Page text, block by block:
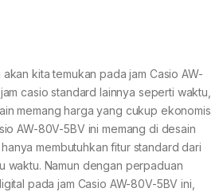
kita temukan pada jam Casio AW-
casio standard lainnya seperti waktu,
memang harga yang cukup ekonomis
AW-80V-5BV ini memang di desain
membutuhkan fitur standard dari
waktu. Namun dengan perpaduan
pada jam Casio AW-80V-5BV ini,